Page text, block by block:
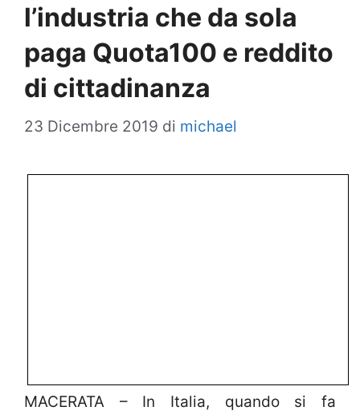
l’industria che da sola
paga Quota100 e reddito
di cittadinanza
23 Dicembre 2019 di michael
MACERATA – In Italia, quando si fa